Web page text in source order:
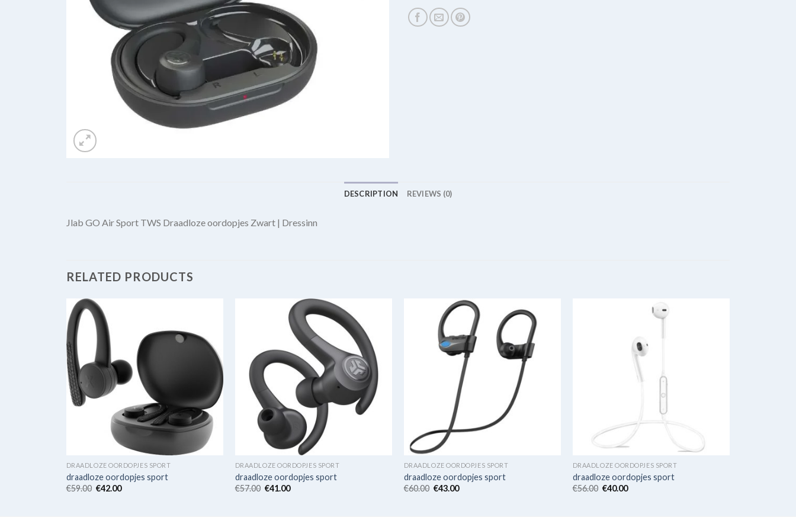
DESCRIPTION REVIEWS (0)
Jlab GO Air Sport TWS Draadloze oordopjes Zwart | Dressinn
RELATED PRODUCTS
DRAADLOZE OORDOPJES SPORT
draadloze oordopjes sport
€59.00 €42.00
DRAADLOZE OORDOPJES SPORT
draadloze oordopjes sport
€57.00 €41.00
DRAADLOZE OORDOPJES SPORT
draadloze oordopjes sport
€60.00 €43.00
DRAADLOZE OORDOPJES SPORT
draadloze oordopjes sport
€56.00 €40.00